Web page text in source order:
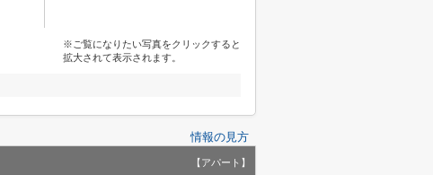
※ご覧になりたい写真をクリックすると
拡大されて表示されます。
情報の見方
【アパート】